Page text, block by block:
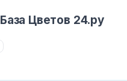
База Цветов 24.ру